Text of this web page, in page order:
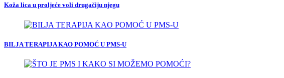
Koža lica u proljeće voli drugačiju njegu
BILJA TERAPIJA KAO POMOĆ U PMS-U